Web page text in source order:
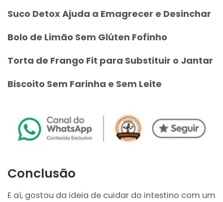
Suco Detox Ajuda a Emagrecer e Desinchar
Bolo de Limão Sem Glúten Fofinho
Torta de Frango Fit para Substituir o Jantar
Biscoito Sem Farinha e Sem Leite
Conclusão
E aí, gostou da ideia de cuidar do intestino com um